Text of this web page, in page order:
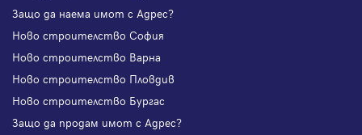
Защо да наема имот с Адрес?
Ново строителство София
Ново строителство Варна
Ново строителство Пловдив
Ново строителство Бургас
Защо да продам имот с Адрес?